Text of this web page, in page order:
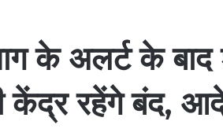
के अलर्ट के
केंद्र रहेंगे बंद,